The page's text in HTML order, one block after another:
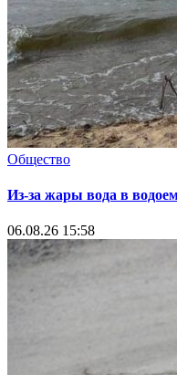
Общество
Из-за жары вода в
06.08.26 15:58